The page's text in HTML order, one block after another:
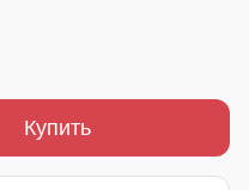
Купить